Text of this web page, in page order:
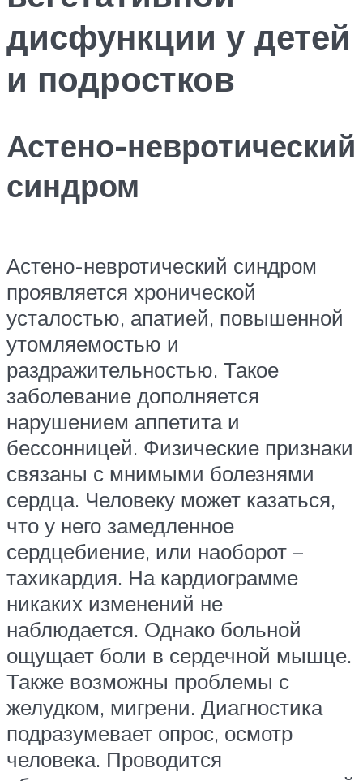
дисфункции у детей
и подростков
Астено-невротический
синдром
Астено-невротический синдром
проявляется хронической
усталостью, апатией, повышенной
утомляемостью и
раздражительностью. Такое
заболевание дополняется
нарушением аппетита и
бессонницей. Физические признаки
связаны с мнимыми болезнями
сердца. Человеку может казаться,
что у него замедленное
сердцебиение, или наоборот –
тахикардия. На кардиограмме
никаких изменений не
наблюдается. Однако больной
ощущает боли в сердечной мышце.
Также возможны проблемы с
желудком, мигрени. Диагностика
подразумевает опрос, осмотр
человека. Проводится